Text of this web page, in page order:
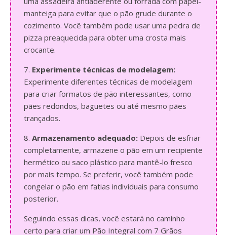
manteiga para evitar que o pão grude durante o
cozimento. Você também pode usar uma pedra de
pizza preaquecida para obter uma crosta mais
crocante.
7. Experimente técnicas de modelagem:
Experimente diferentes técnicas de modelagem
para criar formatos de pão interessantes, como
pães redondos, baguetes ou até mesmo pães
trançados.
8. Armazenamento adequado: Depois de esfriar
completamente, armazene o pão em um recipiente
hermético ou saco plástico para mantê-lo fresco
por mais tempo. Se preferir, você também pode
congelar o pão em fatias individuais para consumo
posterior.
Seguindo essas dicas, você estará no caminho
certo para criar um Pão Integral com 7 Grãos